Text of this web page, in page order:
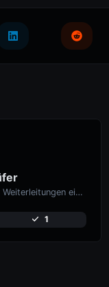
Überprüfen Sie auf 301 & 302 Weiterleitungen einer bestimmten URL. Es wird auf bis zu 10 Weiterleitungen geprüft.
1